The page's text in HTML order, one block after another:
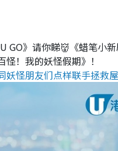
GO》请你睇👹《蜡笔小
怪！我的妖怪假期》！
妖怪朋友们点样联手拯救